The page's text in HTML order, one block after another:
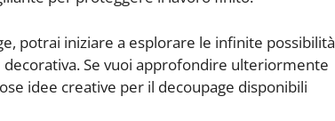
potrai iniziare a esplorare le infinite possibilità
Se vuoi approfondire ulteriormente
idee creative per il decoupage disponibili